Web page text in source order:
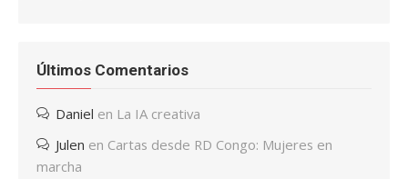
Últimos Comentarios
Daniel en La IA creativa
Julen en Cartas desde RD Congo: Mujeres en
marcha